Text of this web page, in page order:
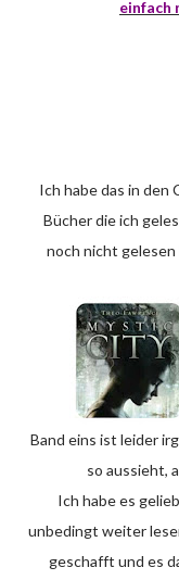
einfach
Ich habe das in den Collagen so gemacht, dass die Cover der
Bücher die ich
noch nicht gelesen
Band eins ist leider irgendwie auch grau, weil das Cover einfach
so aussieht,
Ich habe es geliebt, war in zwei Tagen durch und wollte
unbedingt weiter
geschafft und es